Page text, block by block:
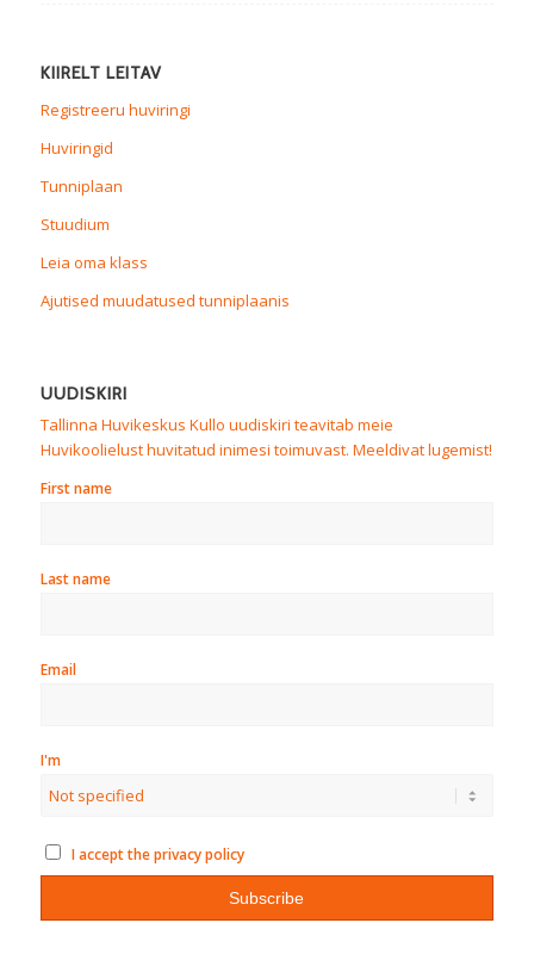
KIIRELT LEITAV
Registreeru huviringi
Huviringid
Tunniplaan
Stuudium
Leia oma klass
Ajutised muudatused tunniplaanis
UUDISKIRI
Tallinna Huvikeskus Kullo uudiskiri teavitab meie
Huvikoolielust huvitatud inimesi toimuvast. Meeldivat lugemist!
First name
Last name
Email
I'm
I accept the privacy policy